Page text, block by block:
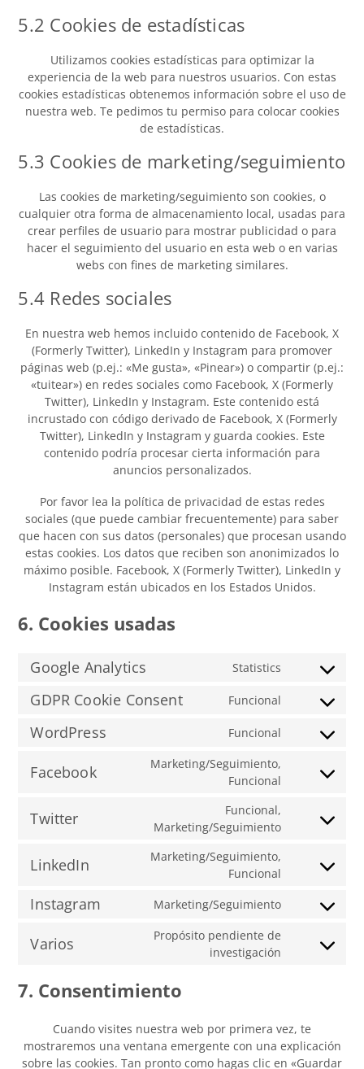
5.2 Cookies de estadísticas
Utilizamos cookies estadísticas para optimizar la
experiencia de la web para nuestros usuarios. Con estas
cookies estadísticas obtenemos información sobre el uso de
nuestra web. Te pedimos tu permiso para colocar cookies
de estadísticas.
5.3 Cookies de marketing/seguimiento
Las cookies de marketing/seguimiento son cookies, o
cualquier otra forma de almacenamiento local, usadas para
crear perfiles de usuario para mostrar publicidad o para
hacer el seguimiento del usuario en esta web o en varias
webs con fines de marketing similares.
5.4 Redes sociales
En nuestra web hemos incluido contenido de Facebook, X
(Formerly Twitter), LinkedIn y Instagram para promover
páginas web (p.ej.: «Me gusta», «Pinear») o compartir (p.ej.:
«tuitear») en redes sociales como Facebook, X (Formerly
Twitter), LinkedIn y Instagram. Este contenido está
incrustado con código derivado de Facebook, X (Formerly
Twitter), LinkedIn y Instagram y guarda cookies. Este
contenido podría procesar cierta información para
anuncios personalizados.
Por favor lea la política de privacidad de estas redes
sociales (que puede cambiar frecuentemente) para saber
que hacen con sus datos (personales) que procesan usando
estas cookies. Los datos que reciben son anonimizados lo
máximo posible. Facebook, X (Formerly Twitter), LinkedIn y
Instagram están ubicados en los Estados Unidos.
6. Cookies usadas
Google Analytics Statistics
Consent
service
analytics
GDPR Cookie Consent Funcional
Consent
service
cookie-
WordPress Funcional
Consent
service
Facebook
Marketing/Seguimiento,
Funcional
Consent
service
Twitter
Funcional,
Marketing/Seguimiento
Consent
service
LinkedIn
Marketing/Seguimiento,
Funcional
Consent
service
Instagram Marketing/Seguimiento
Consent
service
Varios
Propósito pendiente de
investigación
Consent
7. Consentimiento
Cuando visites nuestra web por primera vez, te
mostraremos una ventana emergente con una explicación
sobre las cookies. Tan pronto como hagas clic en «Guardar